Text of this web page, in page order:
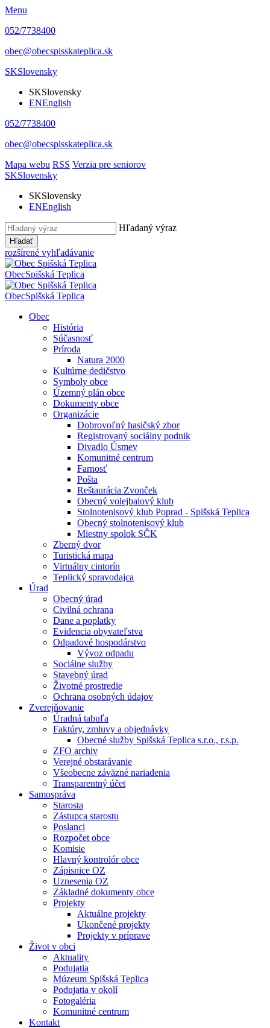
Menu
052/7738400
obec@obecspisskateplica.sk
SKSlovensky
SKSlovensky
ENEnglish
052/7738400
obec@obecspisskateplica.sk
Mapa webu RSS Verzia pre seniorov
SKSlovensky
SKSlovensky
ENEnglish
Hľadaný výraz
Hľadať
rozšírené vyhľadávanie
ObecSpišská Teplica
ObecSpišská Teplica
Obec
História
Súčasnosť
Príroda
Natura 2000
Kultúrne dedičstvo
Symboly obce
Územný plán obce
Dokumenty obce
Organizácie
Dobrovoľný hasičský zbor
Registrovaný sociálny podnik
Divadlo Úsmev
Komunitné centrum
Farnosť
Pošta
Reštaurácia Zvonček
Obecný volejbalový klub
Stolnotenisový klub Poprad - Spišská Teplica
Obecný stolnotenisový klub
Miestny spolok SČK
Zberný dvor
Turistická mapa
Virtuálny cintorín
Teplický spravodajca
Úrad
Obecný úrad
Civilná ochrana
Dane a poplatky
Evidencia obyvateľstva
Odpadové hospodárstvo
Vývoz odpadu
Sociálne služby
Stavebný úrad
Životné prostredie
Ochrana osobných údajov
Zverejňovanie
Úradná tabuľa
Faktúry, zmluvy a objednávky
Obecné služby Spišská Teplica s.r.o., r.s.p.
ZFO archiv
Verejné obstarávanie
Všeobecne záväzné nariadenia
Transparentný účet
Samospráva
Starosta
Zástupca starostu
Poslanci
Rozpočet obce
Komisie
Hlavný kontrolór obce
Zápisnice OZ
Uznesenia OZ
Základné dokumenty obce
Projekty
Aktuálne projekty
Ukončené projekty
Projekty v príprave
Život v obci
Aktuality
Podujatia
Múzeum Spišská Teplica
Podujatia v okolí
Fotogaléria
Komunitné centrum
Kontakt